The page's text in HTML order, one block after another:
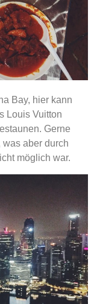
Bay, hier kann
Louis Vuitton
Gerne
was aber durch
möglich war.